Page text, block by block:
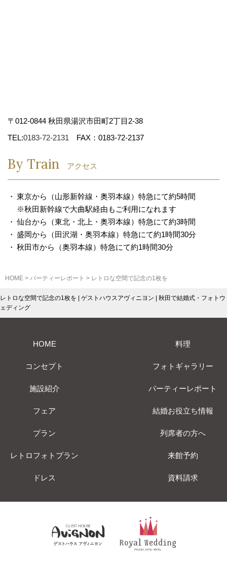
レトロな空間で記念の1枚を | ゲストハウスアヴィニヨン | 秋田で結婚式・フォトウ
ェディング
〒012-0844 秋田県湯沢市田町2丁目2-38
TEL:0183-72-2131 FAX：0183-72-2137
By Train アクセス
東京から（山形新幹線・奥羽本線）特急にて約5時間
※秋田新幹線で大曲駅経由もご利用になれます
仙台から（東北・北上・奥羽本線）特急にて約3時間
盛岡から（田沢湖・奥羽本線）特急にて約1時間30分
秋田市から（奥羽本線）特急にて約1時間30分
HOME > パーティーレポート > レトロな空間で記念の1枚を
HOME
コンセプト
施設紹介
フェア
プラン
レトロフォトプラン
ドレス
料理
フォトギャラリー
パーティーレポート
結婚お役立ち情報
列席者の方へ
来館予約
資料請求